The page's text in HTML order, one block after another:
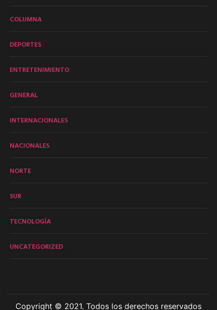
COLUMNA
DEPORTES
ENTRETENIMIENTO
GENERAL
INTERNACIONALES
NACIONALES
NORTE
SUR
TECNOLOGÍA
UNCATEGORIZED
Copyright © 2021. Todos los derechos reservados